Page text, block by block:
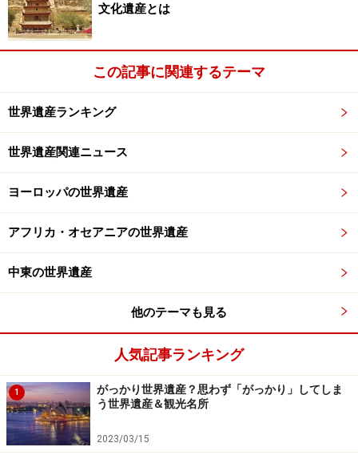
文化遺産とは
この記事に関連するテーマ
世界遺産ランキング
世界遺産関連ニュース
ヨーロッパの世界遺産
アフリカ・オセアニアの世界遺産
中東の世界遺産
他のテーマも見る
人気記事ランキング
1
がっかり世界遺産？思わず「がっかり」してしま
う世界遺産＆観光名所
2023/03/15